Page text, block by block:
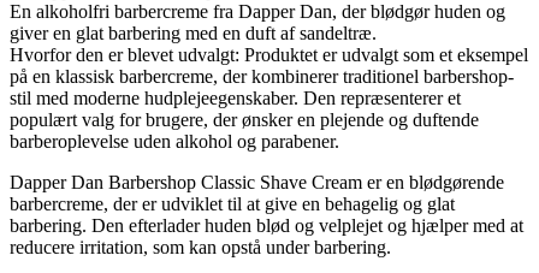
En alkoholfri barbercreme fra Dapper Dan, der blødgør huden og
giver en glat barbering med en duft af sandeltræ.
Hvorfor den er blevet udvalgt: Produktet er udvalgt som et eksempel
på en klassisk barbercreme, der kombinerer traditionel barbershop-
stil med moderne hudplejeegenskaber. Den repræsenterer et
populært valg for brugere, der ønsker en plejende og duftende
barberoplevelse uden alkohol og parabener.
Dapper Dan Barbershop Classic Shave Cream er en blødgørende
barbercreme, der er udviklet til at give en behagelig og glat
barbering. Den efterlader huden blød og velplejet og hjælper med at
reducere irritation, som kan opstå under barbering.